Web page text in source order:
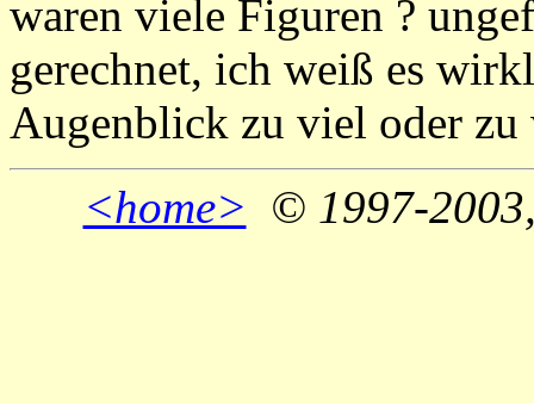
waren viele Figuren ?
gerechnet, ich weiß es
Augenblick zu viel oder
<home> © 1997-